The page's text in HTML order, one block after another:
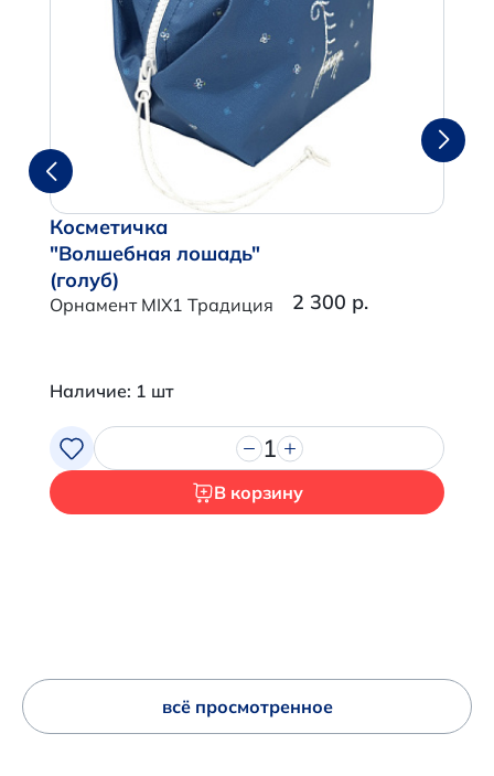
Косметичка
"Волшебная лошадь"
(голуб)
Орнамент MIX1 Традиция 2 300 р.
Наличие: 1 шт
1
В корзину
всё просмотренное